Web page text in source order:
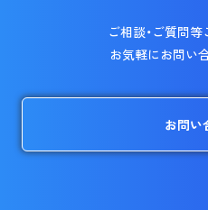
ご相談・ご質問等
お気軽にお問い
お問い